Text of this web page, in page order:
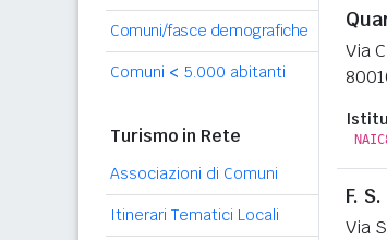
Comuni/fasce demografiche
Comuni < 5.000 abitanti
Turismo in Rete
Associazioni di Comuni
Itinerari Tematici Locali
Via
F.
Via